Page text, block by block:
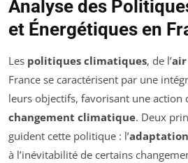
Analyse des
et Énergétiques en
Les politiques climatiques, de l’air
France se caractérisent par une
leurs objectifs, favorisant une action
changement climatique. Deux
guident cette politique : l’adaptation
à l’inévitabilité de certains